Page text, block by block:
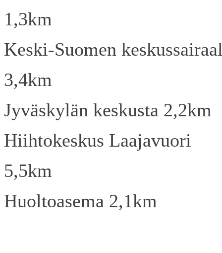
1,3km
Keski-Suomen
3,4km
Jyväskylän keskusta 2,2km
Hiihtokeskus Laajavuori
5,5km
Huoltoasema 2,1km